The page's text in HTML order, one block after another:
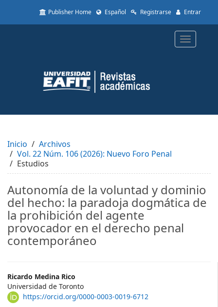
to
Content
Sidebar
Publisher Home Español Registrarse Entrar
Toggle
Inicio
Archivos
Vol. 22 Núm. 106 (2026): Nuevo Foro Penal
Estudios
Autonomía de la voluntad y dominio
del hecho: la paradoja dogmática de
la prohibición del agente
provocador en el derecho penal
contemporáneo
Main
Article
Ricardo Medina Rico
Universidad de Toronto
https://orcid.org/0000-0003-0019-6712